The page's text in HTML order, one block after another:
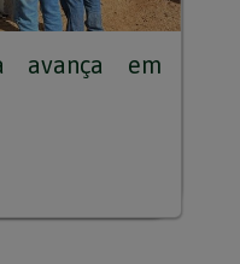
avança em